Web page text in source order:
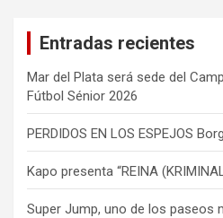
Entradas recientes
Mar del Plata será sede del
Fútbol Sénior 2026
PERDIDOS EN LOS ESPEJOS
Kapo presenta “REINA
Super Jump, uno de los paseos